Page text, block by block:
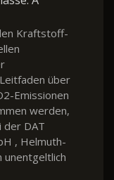
Kraftstoff-
über
Emissionen
werden,
der DAT
, Helmuth-